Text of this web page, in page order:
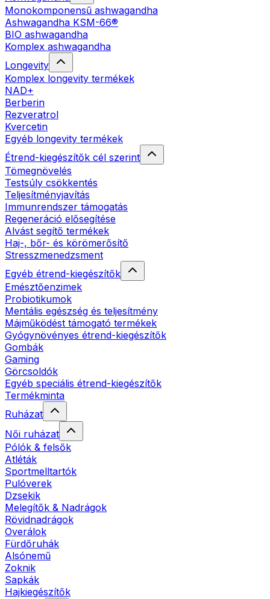
Monokomponensű ashwagandha
Ashwagandha KSM-66®
BIO ashwagandha
Komplex ashwagandha
Longevity
Komplex longevity termékek
NAD+
Berberin
Rezveratrol
Kvercetin
Egyéb longevity termékek
Étrend-kiegészítők cél szerint
Tömegnövelés
Testsúly csökkentés
Teljesítményjavítás
Immunrendszer támogatás
Regeneráció elősegítése
Alvást segítő termékek
Haj-, bőr- és körömerősítő
Stresszmenedzsment
Egyéb étrend-kiegészítők
Emésztőenzimek
Probiotikumok
Mentális egészség és teljesítmény
Májműködést támogató termékek
Gyógynövényes étrend-kiegészítők
Gombák
Gaming
Görcsoldók
Egyéb speciális étrend-kiegészítők
Termékminta
Ruházat
Női ruházat
Pólók & felsők
Atléták
Sportmelltartók
Pulóverek
Dzsekik
Melegítők & Nadrágok
Rövidnadrágok
Overálok
Fürdőruhák
Alsónemű
Zoknik
Sapkák
Hajkiegészítők